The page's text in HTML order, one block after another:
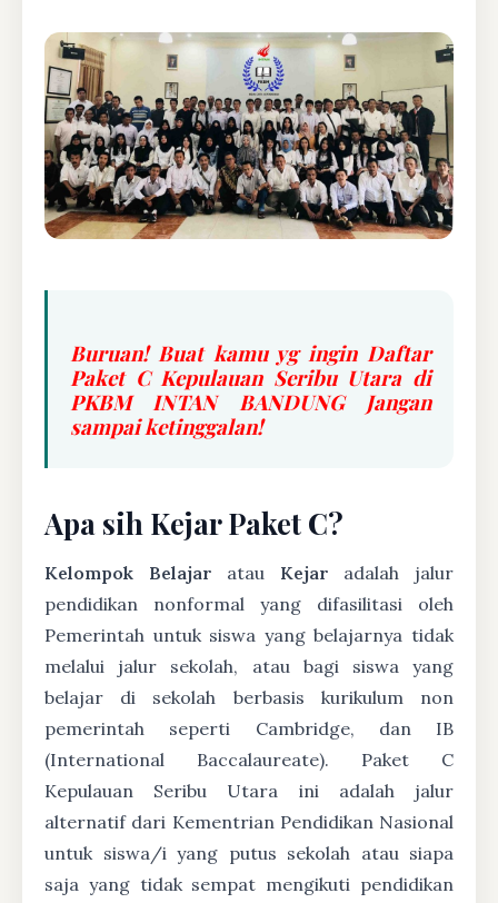
Buruan! Buat kamu yg ingin Daftar
Paket C Kepulauan Seribu Utara di
PKBM INTAN BANDUNG Jangan
sampai ketinggalan!
Apa sih Kejar Paket C?
Kelompok Belajar atau Kejar adalah jalur
pendidikan nonformal yang difasilitasi oleh
Pemerintah untuk siswa yang belajarnya tidak
melalui jalur sekolah, atau bagi siswa yang
belajar di sekolah berbasis kurikulum non
pemerintah seperti Cambridge, dan IB
(International Baccalaureate). Paket C
Kepulauan Seribu Utara ini adalah jalur
alternatif dari Kementrian Pendidikan Nasional
untuk siswa/i yang putus sekolah atau siapa
saja yang tidak sempat mengikuti pendidikan